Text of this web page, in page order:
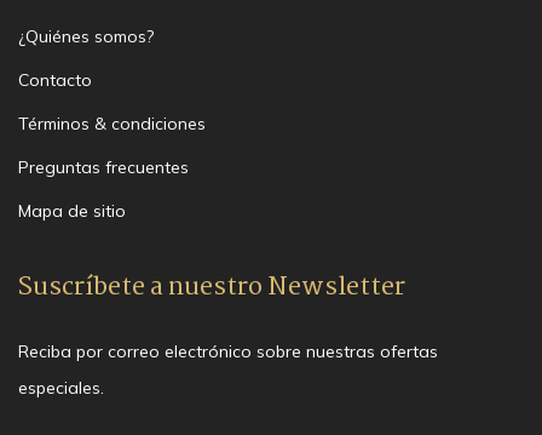
¿Quiénes somos?
Contacto
Términos & condiciones
Preguntas frecuentes
Mapa de sitio
Suscríbete a nuestro Newsletter
Reciba por correo electrónico sobre nuestras ofertas
especiales.